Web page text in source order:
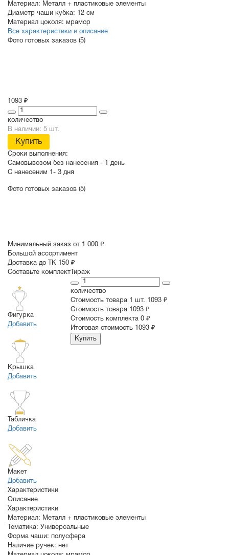
Материал: Металл + пластиковые элементы
Диаметр чаши кубка: 12 см
Материал цоколя: мрамор
Все характеристики и описание
Фото готовых заказов (5)
1093 ₽
количество
В наличии: 5 шт.
Купить
Сроки выполнения:
Самовывозом без нанесения - 1 день
С нанесеним 1- 3 дня
Фото готовых заказов (5)
Минимальный заказ от 1 000 ₽
Большой ассортимент
Доставка до ТК 150 ₽
Составьте комплект
Фигурка
Добавить
Крышка
Добавить
Табличка
Добавить
Макет
Добавить
Тираж
количество
Стоимость товара 1 шт. 1093 ₽
Cтоимость товара 1093 ₽
Стоимость комплекта 0 ₽
Итоговая стоимость 1093 ₽
Купить
Характеристики
Описание
Характеристики
Материал: Металл + пластиковые элементы
Тематика: Универсальные
Форма чаши: полусфера
Наличие ручек: нет